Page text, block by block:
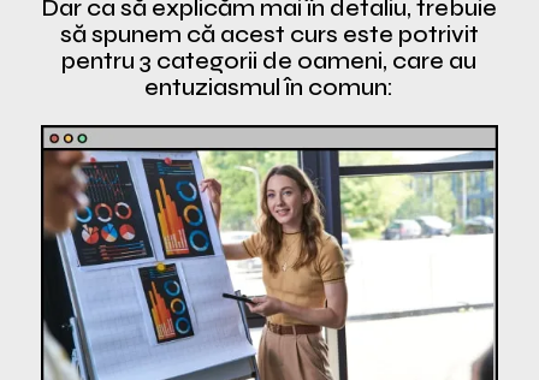
Dar ca să explicăm mai în detaliu, trebuie
să spunem că acest curs este potrivit
pentru 3 categorii de oameni, care au
entuziasmul în comun: